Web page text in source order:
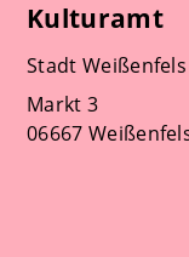
Kulturamt
Stadt Weißenfels
Markt 3
06667